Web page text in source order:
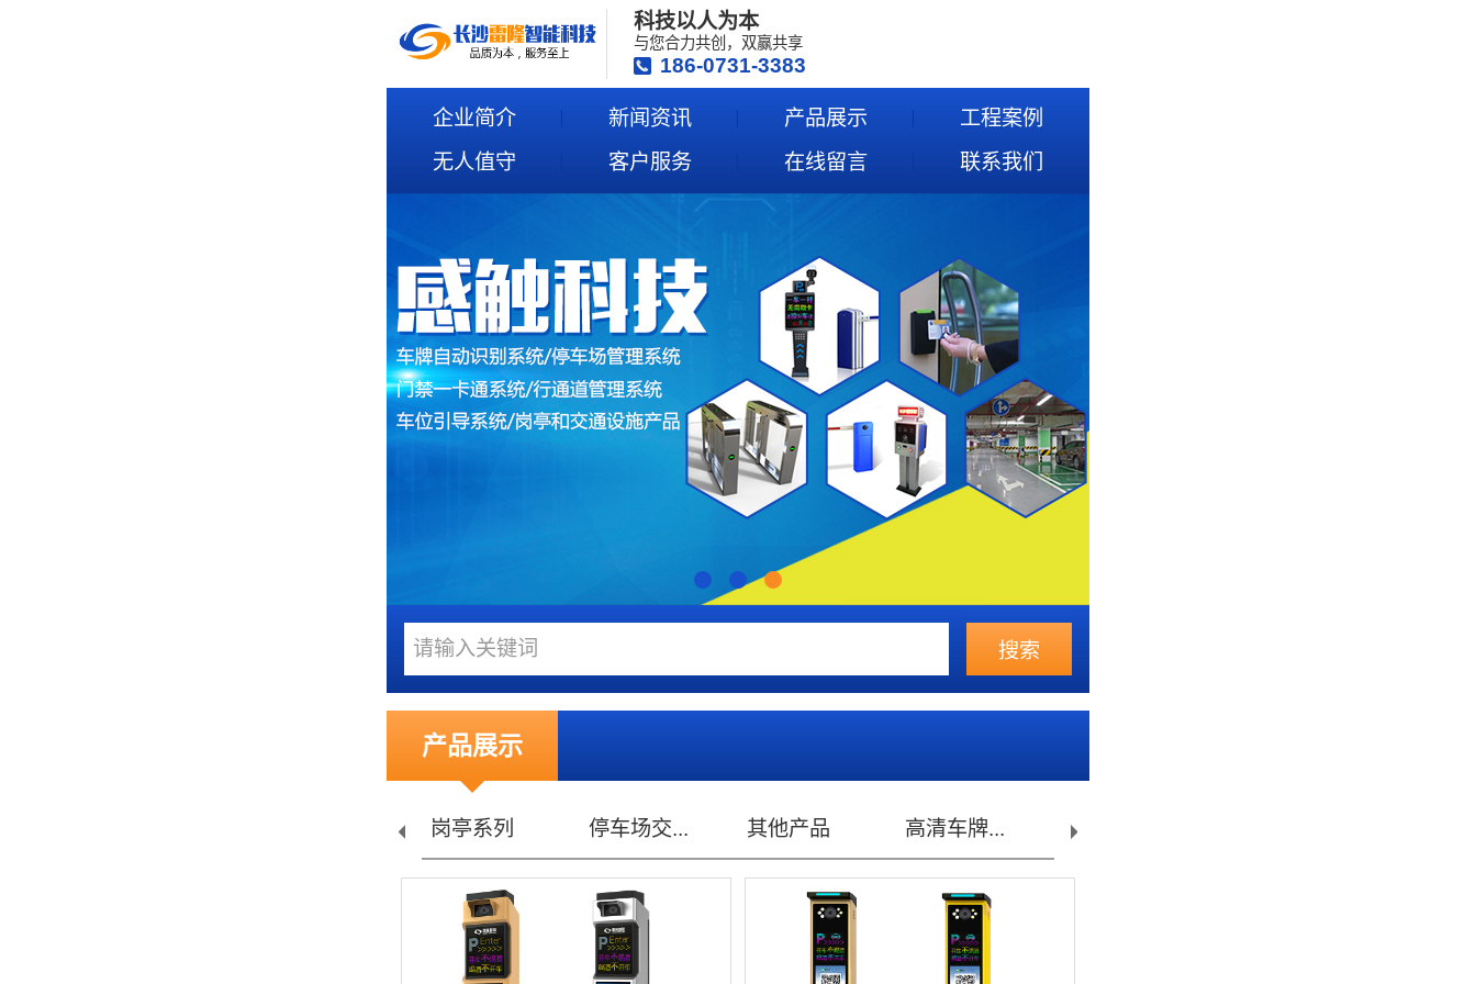
科技以人为本
与您合力共创，双赢共享
186-0731-3383
企业简介 新闻资讯 产品展示
工程案例
无人值守
客户服务 在线留言 联系我们
产品展示
停车场交... 其他产品 高清车牌...